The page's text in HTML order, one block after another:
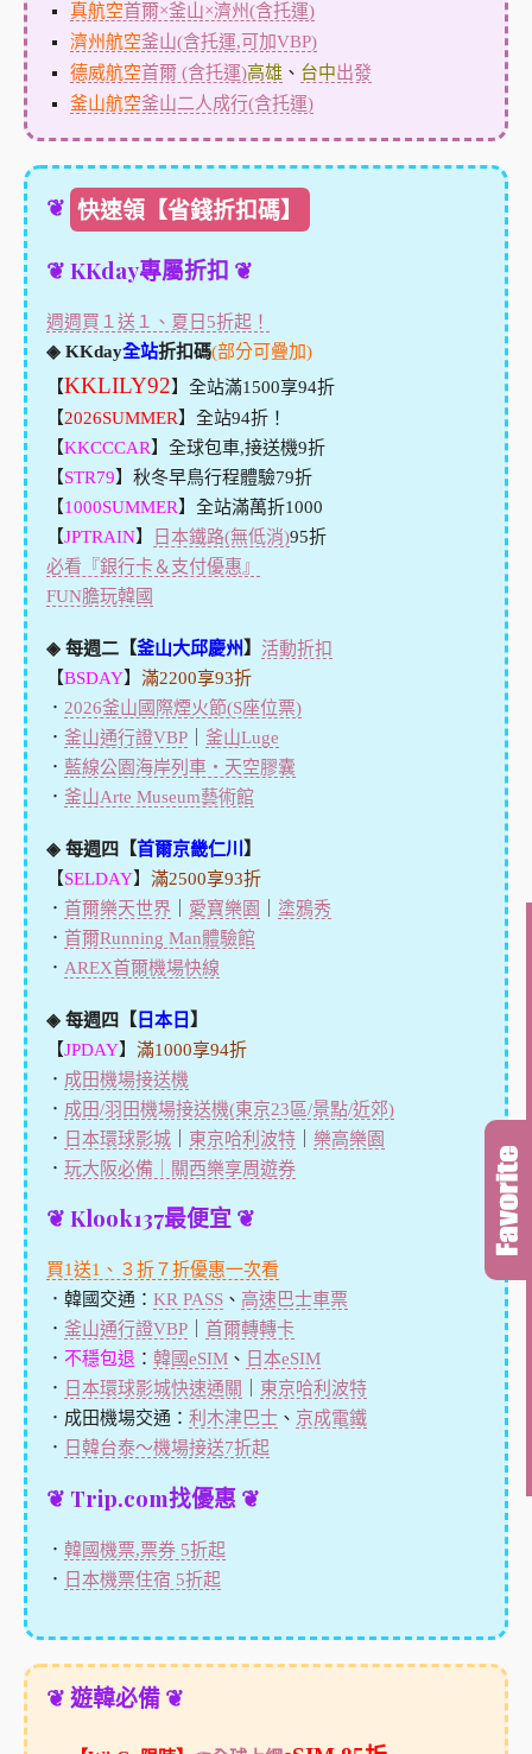
真航空首爾×釜山×濟州(含托運)
濟州航空釜山(含托運,可加VBP)
德威航空首爾 (含托運)高雄 、 台中出發
釜山航空釜山二人成行(含托運)
❦ 快速領【省錢折扣碼】
❦ KKday專屬折扣 ❦
週週買１送１、夏日5折起！
◈ KKday全站折扣碼(部分可疊加)
【KKLILY92】全站滿1500享94折
【2026SUMMER】全站94折！
【KKCCCAR】全球包車,接送機9折
【STR79】秋冬早鳥行程體驗79折
【1000SUMMER】全站滿萬折1000
【JPTRAIN】 日本鐵路(無低消)95折
必看『銀行卡＆支付優惠』
FUN膽玩韓國
◈ 每週二【釜山大邱慶州 】 活動折扣
【BSDAY】 滿2200享93折
． 2026釜山國際煙火節(S座位票)
． 釜山通行證VBP｜ 釜山Luge
． 藍線公園海岸列車・天空膠囊
． 釜山Arte Museum藝術館
◈ 每週四【首爾京畿仁川
】
【SELDAY】 滿2500享93折
． 首爾樂天世界 愛寶樂園
塗鴉秀
． 首爾Running Man體驗館
． AREX首爾機場快線
◈ 每週四【 日本日 】
【JPDAY】 滿1000享94折
． 成田機場接送機
． 成田/羽田機場接送機(東京23區/景點/近郊)
． 日本環球影城｜ 東京哈利波特｜ 樂高樂園
． 玩大阪必備｜關西樂享周遊券
❦ Klook137最便宜 ❦
買1送1、３折７折優惠一次看
．韓國交通： KR PASS、 高速巴士車票
． 釜山通行證VBP｜ 首爾轉轉卡
． 不穩包退 ： 韓國eSIM、 日本eSIM
． 日本環球影城快速通關
東京哈利波特
．成田機場交通： 利木津巴士、 京成電鐵
． 日韓台泰～機場接送7折起
❦ Trip.com找優惠 ❦
． 韓國機票,票券 5折起
． 日本機票住宿 5折起
❦ 遊韓必備 ❦